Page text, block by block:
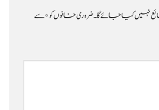
نہیں کیا جائے گا۔ضروری خانوں کو*سے